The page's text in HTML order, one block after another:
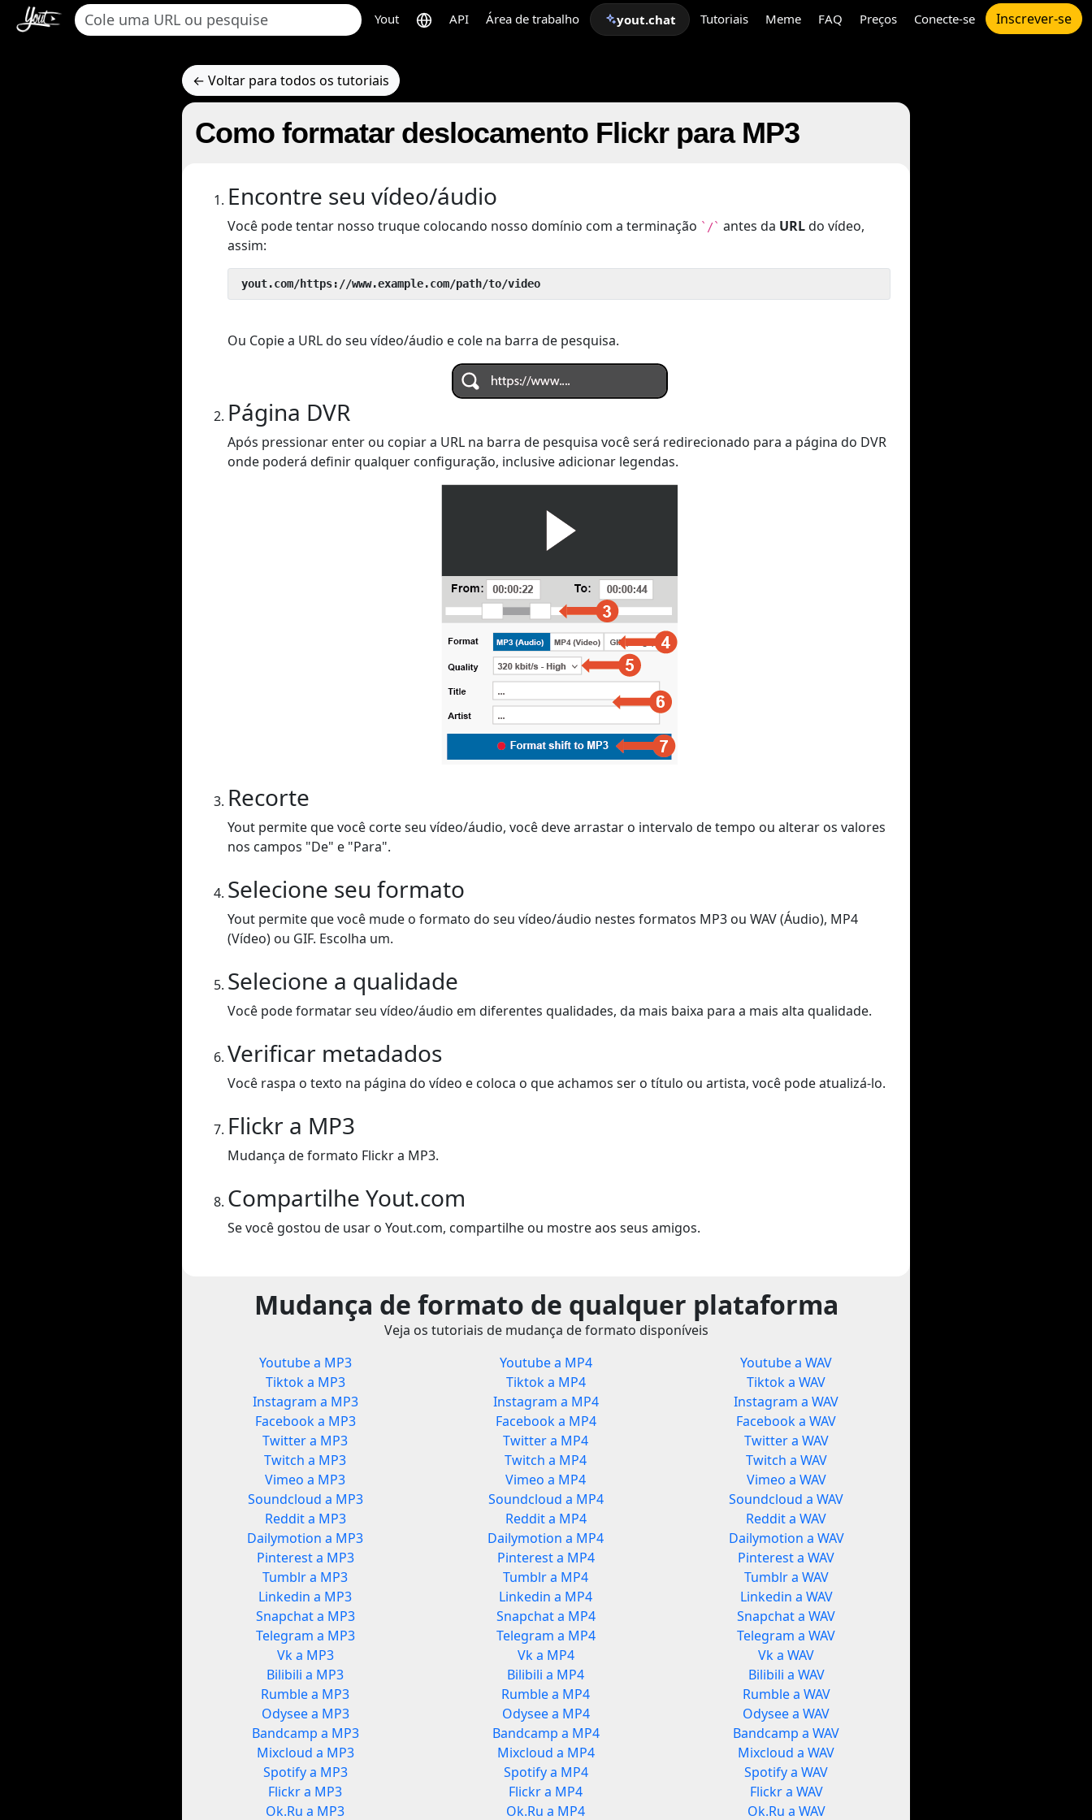
Yout API Área de trabalho yout.chat Tutoriais Meme FAQ Preços Conecte-se Inscrever-se
← Voltar para todos os tutoriais
Como formatar deslocamento Flickr para MP3
Encontre seu vídeo/áudio
Você pode tentar nosso truque colocando nosso domínio com a terminação `/` antes da URLdo vídeo,
assim:
yout.com/https://www.example.com/path/to/video
Ou Copie a URL do seu vídeo/áudio e cole na barra de pesquisa.
Página DVR
Após pressionar enter ou copiar a URL na barra de pesquisa você será redirecionado para a página do DVR
onde poderá definir qualquer configuração, inclusive adicionar legendas.
Recorte
Yout permite que você corte seu vídeo/áudio, você deve arrastar o intervalo de tempo ou alterar os valores
nos campos "De" e "Para".
Selecione seu formato
Yout permite que você mude o formato do seu vídeo/áudio nestes formatos MP3 ou WAV (Áudio), MP4
(Vídeo) ou GIF. Escolha um.
Selecione a qualidade
Você pode formatar seu vídeo/áudio em diferentes qualidades, da mais baixa para a mais alta qualidade.
Verificar metadados
Você raspa o texto na página do vídeo e coloca o que achamos ser o título ou artista, você pode atualizá-lo.
Flickr a MP3
Mudança de formato Flickr a MP3.
Compartilhe Yout.com
Se você gostou de usar o Yout.com, compartilhe ou mostre aos seus amigos.
Mudança de formato de qualquer plataforma
Veja os tutoriais de mudança de formato disponíveis
Youtube a MP3
Tiktok a MP3
Instagram a MP3
Facebook a MP3
Twitter a MP3
Twitch a MP3
Vimeo a MP3
Soundcloud a MP3
Reddit a MP3
Dailymotion a MP3
Pinterest a MP3
Tumblr a MP3
Linkedin a MP3
Snapchat a MP3
Telegram a MP3
Vk a MP3
Bilibili a MP3
Rumble a MP3
Odysee a MP3
Bandcamp a MP3
Mixcloud a MP3
Spotify a MP3
Flickr a MP3
Ok.Ru a MP3
Youtube a MP4
Tiktok a MP4
Instagram a MP4
Facebook a MP4
Twitter a MP4
Twitch a MP4
Vimeo a MP4
Soundcloud a MP4
Reddit a MP4
Dailymotion a MP4
Pinterest a MP4
Tumblr a MP4
Linkedin a MP4
Snapchat a MP4
Telegram a MP4
Vk a MP4
Bilibili a MP4
Rumble a MP4
Odysee a MP4
Bandcamp a MP4
Mixcloud a MP4
Spotify a MP4
Flickr a MP4
Ok.Ru a MP4
Youtube a WAV
Tiktok a WAV
Instagram a WAV
Facebook a WAV
Twitter a WAV
Twitch a WAV
Vimeo a WAV
Soundcloud a WAV
Reddit a WAV
Dailymotion a WAV
Pinterest a WAV
Tumblr a WAV
Linkedin a WAV
Snapchat a WAV
Telegram a WAV
Vk a WAV
Bilibili a WAV
Rumble a WAV
Odysee a WAV
Bandcamp a WAV
Mixcloud a WAV
Spotify a WAV
Flickr a WAV
Ok.Ru a WAV